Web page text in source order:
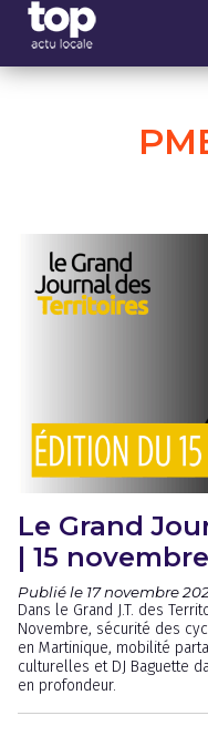
Le Grand
| 15
Publié le 17 novembre
Dans le Grand J.T. des
Novembre, sécurité des
en Martinique, mobilité
culturelles et DJ Baguette
en profondeur.
Panneau de gestion